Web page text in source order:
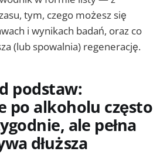
tym, czego możesz się
i wynikach badań, oraz co
(lub spowalnia) regenerację.
podstaw:
po alkoholu często
ale pełna
dłuższa